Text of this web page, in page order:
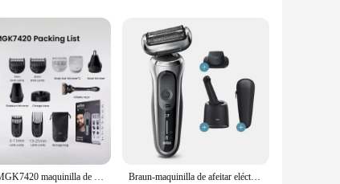
to last longer and deliver a close, comfortable
that the cartridges are easy to install, making it a
suits your needs, whether you're a frequent shaver
in the long run. With wholesale and vendor options
Braun MGK7420 maquinilla de afeitar eléctrica serie 7 Kit de estilismo 10 en 1 afeitadora cortadora de pelo nariz oreja recortadora depiladora depilación de cuerpo completo Braun-maquinilla de afeitar eléctrica para hombre, maquinilla de afeitar en seco y húmedo flexible, serie 7 7071cc, centro de cuidado inteligente